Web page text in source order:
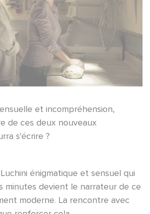
et incompréhension,
de ces deux nouveaux
s'écrire ?
énigmatique et sensuel qui
minutes devient le narrateur de ce
moderne. La rencontre avec